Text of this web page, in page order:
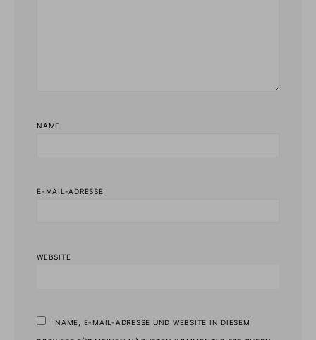
NAME
E-MAIL-ADRESSE
WEBSITE
NAME, E-MAIL-ADRESSE UND WEBSITE IN DIESEM